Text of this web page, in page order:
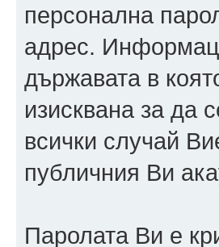
персонална
адрес.
държавата в
изисквана за да
всички случай
публичния Ви
Паролата Ви е